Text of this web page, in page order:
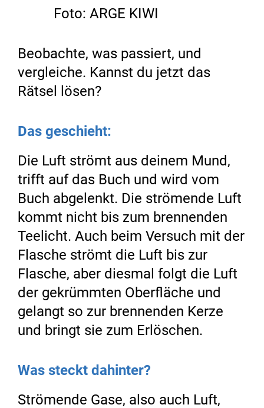
Foto: ARGE KIWI
Beobachte, was passiert, und
vergleiche. Kannst du jetzt das
Rätsel lösen?
Das geschieht:
Die Luft strömt aus deinem Mund,
trifft auf das Buch und wird vom
Buch abgelenkt. Die strömende Luft
kommt nicht bis zum brennenden
Teelicht. Auch beim Versuch mit der
Flasche strömt die Luft bis zur
Flasche, aber diesmal folgt die Luft
der gekrümmten Oberfläche und
gelangt so zur brennenden Kerze
und bringt sie zum Erlöschen.
Was steckt dahinter?
Strömende Gase, also auch Luft,